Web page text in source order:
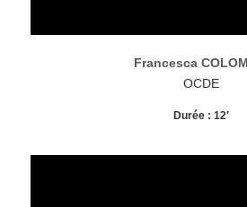
Francesca
OCDE
Durée : 12′